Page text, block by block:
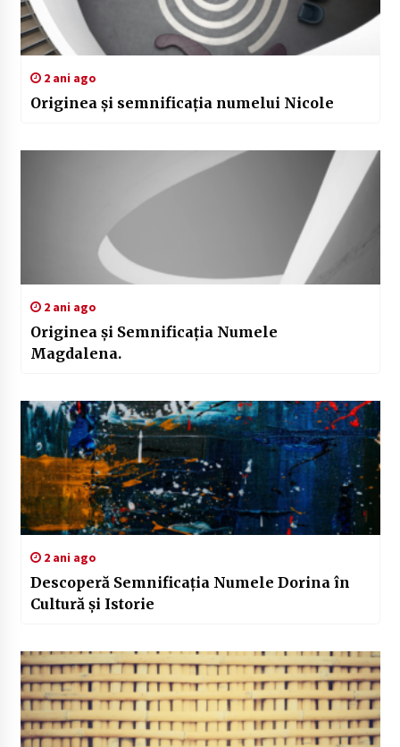
2 ani ago
Originea și semnificația numelui Nicole
2 ani ago
Originea și Semnificația Numele
Magdalena.
2 ani ago
Descoperă Semnificația Numele Dorina în
Cultură și Istorie